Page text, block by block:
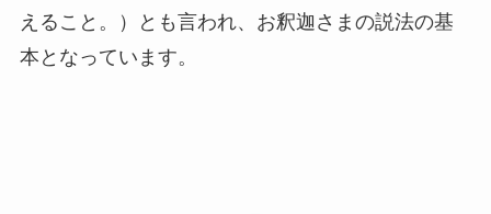
えること。）とも言われ、お釈迦さまの説法の基
本となっています。